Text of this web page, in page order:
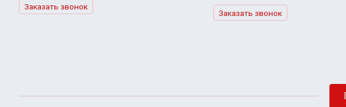
Заказать звонок
Заказать звонок